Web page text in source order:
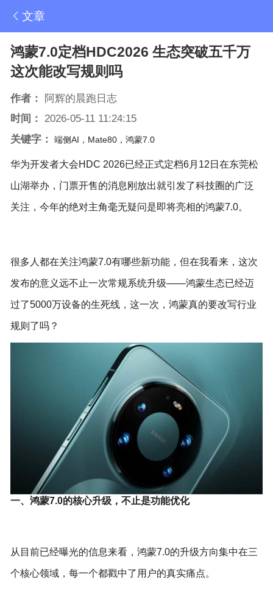
文章
鸿蒙7.0定档HDC2026 生态突破五千万
这次能改写规则吗
作者：
阿辉的晨跑日志
时间： 2026-05-11 11:24:15
关键字：
端侧AI，Mate80，鸿蒙7.0
华为开发者大会HDC 2026已经正式定档6月12日在东莞松
山湖举办，门票开售的消息刚放出就引发了科技圈的广泛
关注，今年的绝对主角毫无疑问是即将亮相的鸿蒙7.0。
很多人都在关注鸿蒙7.0有哪些新功能，但在我看来，这次
发布的意义远不止一次常规系统升级——鸿蒙生态已经迈
过了5000万设备的生死线，这一次，鸿蒙真的要改写行业
规则了吗？
一、鸿蒙7.0的核心升级，不止是功能优化
从目前已经曝光的信息来看，鸿蒙7.0的升级方向集中在三
个核心领域，每一个都戳中了用户的真实痛点。